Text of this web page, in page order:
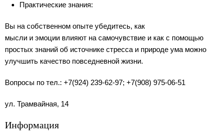
Практические знания:
Вы на собственном опыте убедитесь, как
мысли и эмоции влияют на самочувствие и как с помощью
простых знаний об источнике стресса и природе ума можно
улучшить качество повседневной жизни.
Вопросы по тел.: +7(924) 239-62-97; +7(908) 975-06-51
ул. Трамвайная, 14
Информация